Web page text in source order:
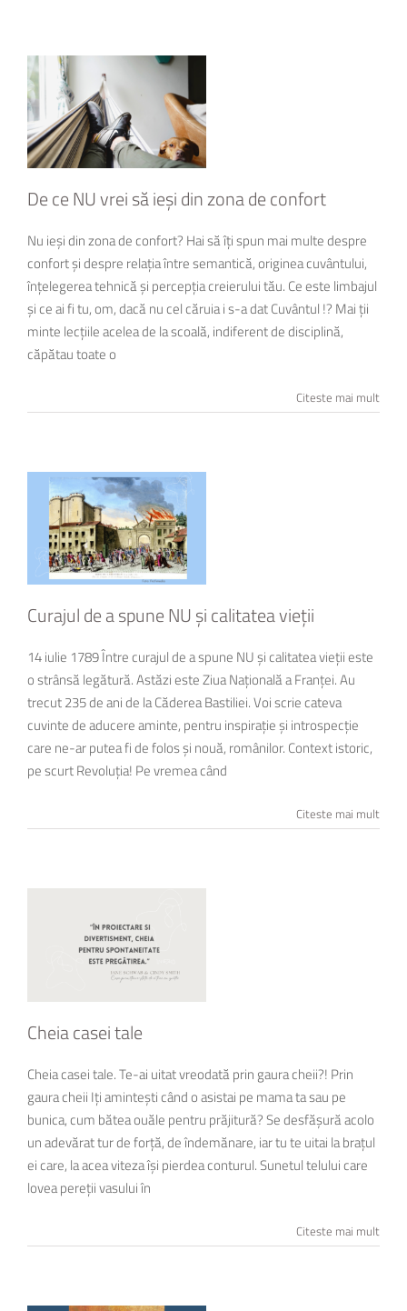
De ce NU vrei să ieși din zona de confort
Nu ieși din zona de confort? Hai să îți spun mai multe despre
confort și despre relația între semantică, originea cuvântului,
înțelegerea tehnică și percepția creierului tău. Ce este limbajul
și ce ai fi tu, om, dacă nu cel căruia i s-a dat Cuvântul !? Mai ții
minte lecțiile acelea de la scoală, indiferent de disciplină,
căpătau toate o
Citeste mai mult
Curajul de a spune NU și calitatea vieții
14 iulie 1789 Între curajul de a spune NU și calitatea vieții este
o strânsă legătură. Astăzi este Ziua Națională a Franței. Au
trecut 235 de ani de la Căderea Bastiliei. Voi scrie cateva
cuvinte de aducere aminte, pentru inspirație și introspecție
care ne-ar putea fi de folos și nouă, românilor. Context istoric,
pe scurt Revoluția! Pe vremea când
Citeste mai mult
Cheia casei tale
Cheia casei tale. Te-ai uitat vreodată prin gaura cheii?! Prin
gaura cheii Iți amintești când o asistai pe mama ta sau pe
bunica, cum bătea ouăle pentru prăjitură? Se desfășură acolo
un adevărat tur de forță, de îndemănare, iar tu te uitai la brațul
ei care, la acea viteza își pierdea conturul. Sunetul telului care
lovea pereții vasului în
Citeste mai mult